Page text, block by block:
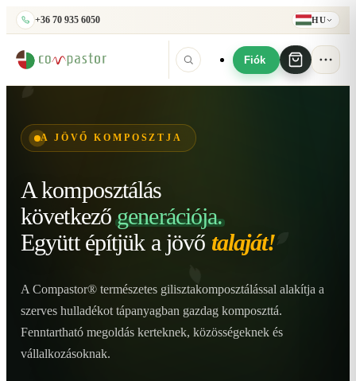
+36 70 935 6050 HU
Fiók
A JÖVŐ KOMPOSZTJA
A komposztálás
következő generációja.
Együtt építjük a jövő talaját!
A Compastor® természetes gilisztakomposztálással alakítja a
szerves hulladékot tápanyagban gazdag komposzttá.
Fenntartható megoldás kerteknek, közösségeknek és
vállalkozásoknak.